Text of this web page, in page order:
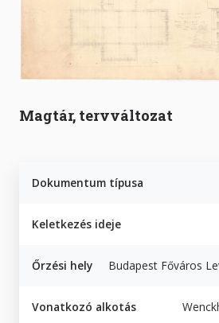
Magtár, tervváltozat
Dokumentum típusa
Keletkezés ideje
Őrzési hely Budapest Főváros
Vonatkozó alkotás